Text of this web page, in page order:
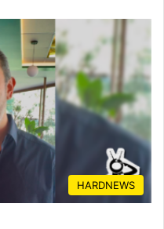
HARDNEWS